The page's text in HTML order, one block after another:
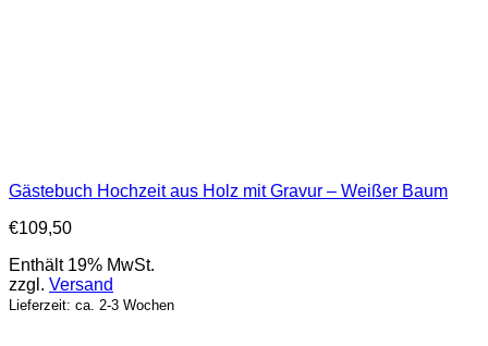
Gästebuch Hochzeit aus Holz mit Gravur – Weißer Baum
€109,50
Enthält 19% MwSt.
zzgl. Versand
Lieferzeit: ca. 2-3 Wochen